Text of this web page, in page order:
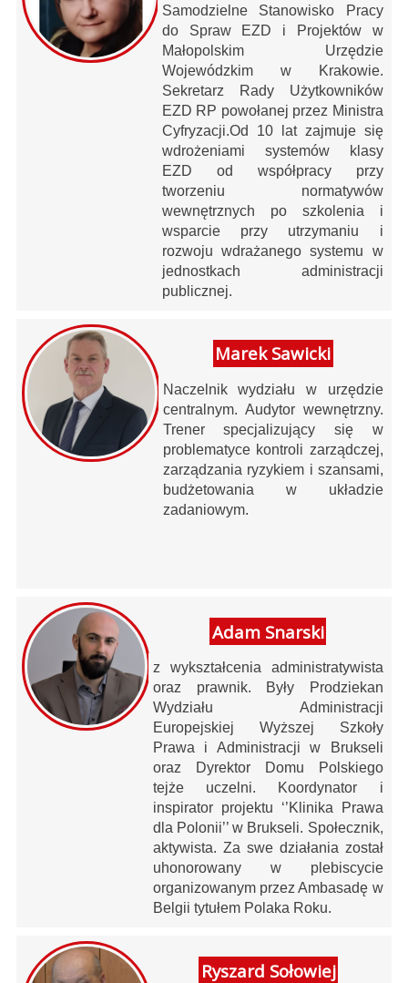
Samodzielne Stanowisko Pracy
do Spraw EZD i Projektów w
Małopolskim Urzędzie
Wojewódzkim w Krakowie.
Sekretarz Rady Użytkowników
EZD RP powołanej przez Ministra
Cyfryzacji.Od 10 lat zajmuje się
wdrożeniami systemów klasy
EZD od współpracy przy
tworzeniu normatywów
wewnętrznych po szkolenia i
wsparcie przy utrzymaniu i
rozwoju wdrażanego systemu w
jednostkach administracji
publicznej.
Marek Sawicki
Naczelnik wydziału w urzędzie
centralnym. Audytor wewnętrzny.
Trener specjalizujący się w
problematyce kontroli zarządczej,
zarządzania ryzykiem i szansami,
budżetowania w układzie
zadaniowym.
Adam Snarski
z wykształcenia administratywista
oraz prawnik. Były Prodziekan
Wydziału Administracji
Europejskiej Wyższej Szkoły
Prawa i Administracji w Brukseli
oraz Dyrektor Domu Polskiego
tejże uczelni. Koordynator i
inspirator projektu ‘’Klinika Prawa
dla Polonii’’ w Brukseli. Społecznik,
aktywista. Za swe działania został
uhonorowany w plebiscycie
organizowanym przez Ambasadę w
Belgii tytułem Polaka Roku.
Ryszard Sołowiej